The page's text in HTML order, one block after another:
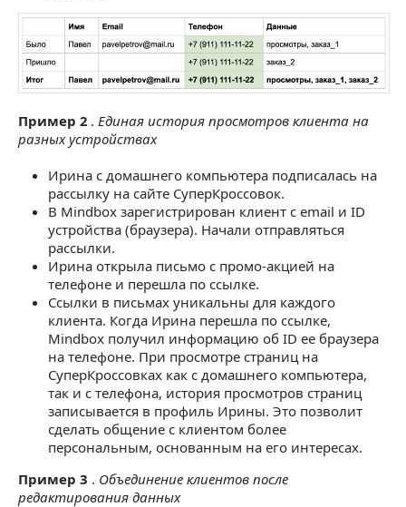
Пример 2 . Единая история просмотров клиента на
разных устройствах
Ирина с домашнего компьютера подписалась на
рассылку на сайте СуперКроссовок.
В Mindbox зарегистрирован клиент с email и ID
устройства (браузера). Начали отправляться
рассылки.
Ирина открыла письмо с промо-акцией на
телефоне и перешла по ссылке.
Ссылки в письмах уникальны для каждого
клиента. Когда Ирина перешла по ссылке,
Mindbox получил информацию об ID ее браузера
на телефоне. При просмотре страниц на
СуперКроссовках как с домашнего компьютера,
так и с телефона, история просмотров страниц
записывается в профиль Ирины. Это позволит
сделать общение с клиентом более
персональным, основанным на его интересах.
Пример 3 . Объединение клиентов после
редактирования данных